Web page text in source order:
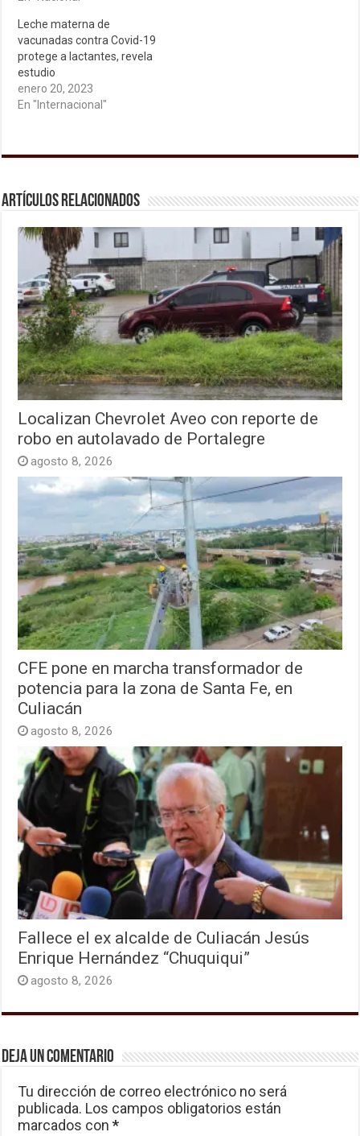
Leche materna de
vacunadas contra Covid-19
protege a lactantes, revela
estudio
enero 20, 2023
En "Internacional"
Artículos relacionados
Localizan Chevrolet Aveo con reporte de
robo en autolavado de Portalegre
agosto 8, 2026
CFE pone en marcha transformador de
potencia para la zona de Santa Fe, en
Culiacán
agosto 8, 2026
Fallece el ex alcalde de Culiacán Jesús
Enrique Hernández “Chuquiqui”
agosto 8, 2026
Deja un comentario
Tu dirección de correo electrónico no será
publicada. Los campos obligatorios están
marcados con*